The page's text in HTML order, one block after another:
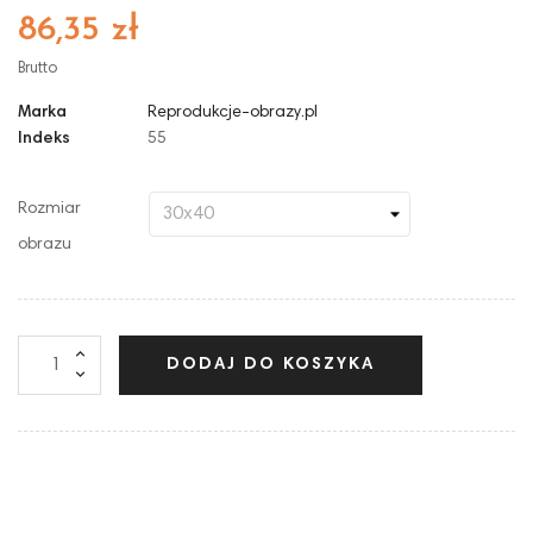
86,35 zł
Brutto
Marka
Reprodukcje-obrazy.pl
Indeks
55
Rozmiar
obrazu
DODAJ DO KOSZYKA